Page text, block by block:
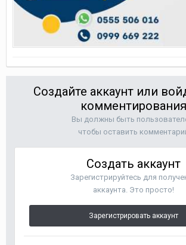
Создайте аккаунт или
комментирования
Вы должны быть
чтобы оставить
Создать аккаунт
Зарегистрируйтесь для
аккаунта. Это просто!
Зарегистрировать аккаунт